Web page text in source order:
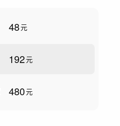
48元
192元
480元